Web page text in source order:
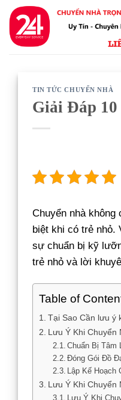
qua
nội
TIN TỨC CHUYỂN NHÀ
Giải Đáp
Chuyển nhà
biệt khi có trẻ nhỏ.
sự chuẩn bị kỹ
trẻ nhỏ và lời
Table of
Tại Sao Cần lưu ý
Lưu Ý Khi Chuyển
Chuẩn Bị Tâm
Đóng Gói Đồ
Lập Kế Hoạch
Lưu Ý Khi Chuyển
Lưu Ý Khi